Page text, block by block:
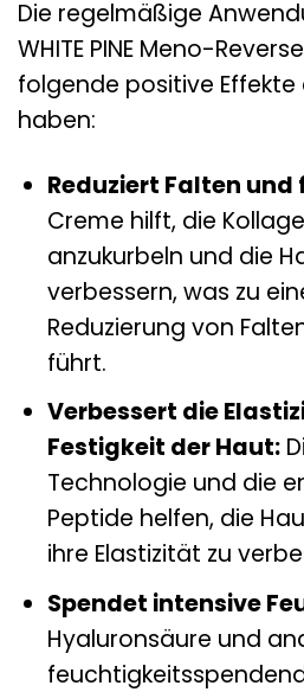
Die regelmäßige
WHITE PINE Meno-
folgende positive Effekte
haben:
Reduziert Falten und
Creme hilft, die
anzukurbeln und die
verbessern, was zu
Reduzierung von
führt.
Verbessert die
Festigkeit der Haut:
Technologie und die
Peptide helfen, die
ihre Elastizität zu
Spendet intensive
Hyaluronsäure und